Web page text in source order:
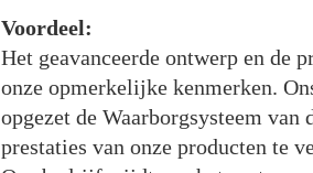
Voordeel:
Het geavanceerde ontwerp en de
onze opmerkelijke kenmerken.
opgezet de Waarborgsysteem
prestaties van onze producten te